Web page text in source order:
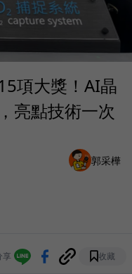
項大獎！AI晶
亮點技術一次
郭采樺
享 收藏